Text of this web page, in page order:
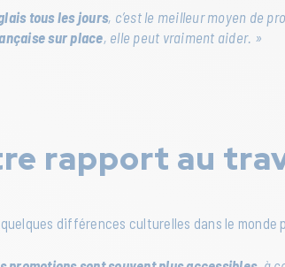
tous les jours, c’est le meilleur moyen de
sur place, elle peut vraiment aider. »
rapport au
différences culturelles dans le monde